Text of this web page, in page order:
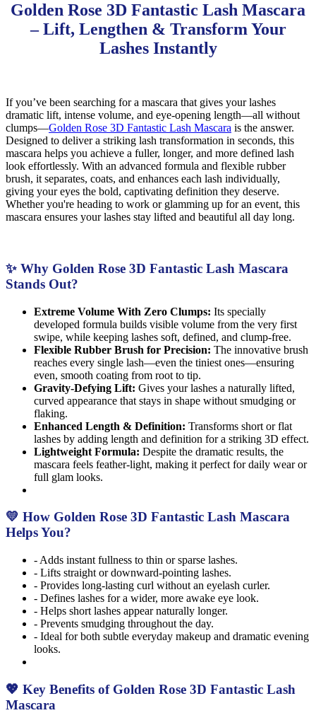
Golden Rose 3D Fantastic Lash Mascara
– Lift, Lengthen & Transform Your
Lashes Instantly
If you’ve been searching for a mascara that gives your lashes
dramatic lift, intense volume, and eye-opening length—all without
clumps—Golden Rose 3D Fantastic Lash Mascara is the answer.
Designed to deliver a striking lash transformation in seconds, this
mascara helps you achieve a fuller, longer, and more defined lash
look effortlessly. With an advanced formula and flexible rubber
brush, it separates, coats, and enhances each lash individually,
giving your eyes the bold, captivating definition they deserve.
Whether you're heading to work or glamming up for an event, this
mascara ensures your lashes stay lifted and beautiful all day long.
✨ Why Golden Rose 3D Fantastic Lash Mascara
Stands Out?
Extreme Volume With Zero Clumps: Its specially
developed formula builds visible volume from the very first
swipe, while keeping lashes soft, defined, and clump-free.
Flexible Rubber Brush for Precision: The innovative brush
reaches every single lash—even the tiniest ones—ensuring
even, smooth coating from root to tip.
Gravity-Defying Lift: Gives your lashes a naturally lifted,
curved appearance that stays in shape without smudging or
flaking.
Enhanced Length & Definition: Transforms short or flat
lashes by adding length and definition for a striking 3D effect.
Lightweight Formula: Despite the dramatic results, the
mascara feels feather-light, making it perfect for daily wear or
full glam looks.
💛 How Golden Rose 3D Fantastic Lash Mascara
Helps You?
- Adds instant fullness to thin or sparse lashes.
- Lifts straight or downward-pointing lashes.
- Provides long-lasting curl without an eyelash curler.
- Defines lashes for a wider, more awake eye look.
- Helps short lashes appear naturally longer.
- Prevents smudging throughout the day.
- Ideal for both subtle everyday makeup and dramatic evening
looks.
💖 Key Benefits of Golden Rose 3D Fantastic Lash
Mascara